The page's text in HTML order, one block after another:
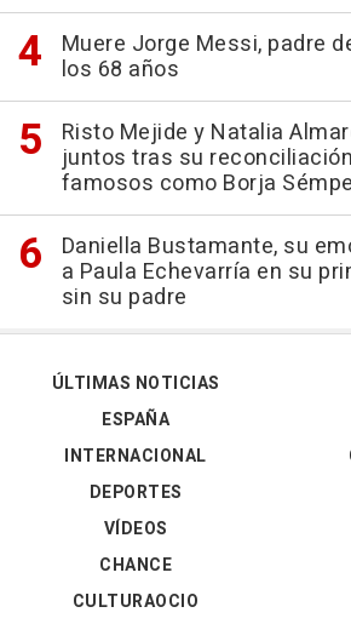
Muere Jorge Messi, padre
los 68 años
Risto Mejide y Natalia
juntos tras su
famosos como Borja
Daniella Bustamante, su
a Paula Echevarría en su
sin su padre
ÚLTIMAS NOTICIAS
ESPAÑA
INTERNACIONAL
DEPORTES
VÍDEOS
CHANCE
CULTURAOCIO